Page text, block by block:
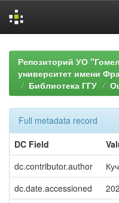
navigationРепозиторий УО
университет имени
Библиотека ГГУ
Full metadata record
DC Field
dc.contributor.author
dc.date.accessioned